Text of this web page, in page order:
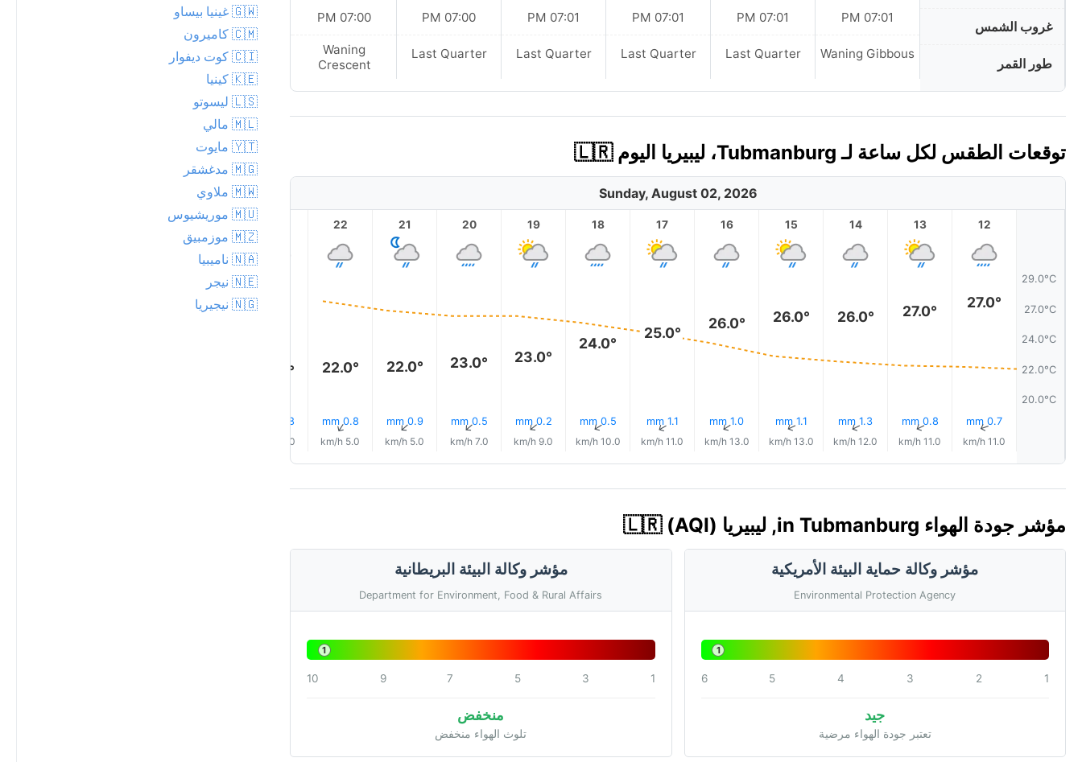
غروب الشمس
طور القمر
07:01 PM
Waning Gibbous
07:01 PM
Last Quarter
07:01 PM
Last Quarter
07:01 PM
Last Quarter
07:00 PM
Last Quarter
07:00 PM
Waning
Crescent
07:00 PM
Waning
Crescent
توقعات الطقس لكل ساعة لـ Tubmanburg، ليبيريا اليوم 🇱🇷
Sunday, August 02, 2026
29.0°C
27.0°C
24.0°C
22.0°C
20.0°C
12
27.0°
0.7 mm
↑
11.0 km/h
13
27.0°
0.8 mm
↑
11.0 km/h
14
26.0°
1.3 mm
↑
12.0 km/h
15
26.0°
1.1 mm
↑
13.0 km/h
16
26.0°
1.0 mm
↑
13.0 km/h
17
25.0°
1.1 mm
↑
11.0 km/h
18
24.0°
0.5 mm
↑
10.0 km/h
19
23.0°
0.2 mm
↑
9.0 km/h
20
23.0°
0.5 mm
↑
7.0 km/h
21
22.0°
0.9 mm
↑
5.0 km/h
22
22.0°
0.8 mm
↑
5.0 km/h
22.0°
0.8 mm
5.0 km/h
مؤشر جودة الهواء in Tubmanburg, ليبيريا 🇱🇷 (AQI)
مؤشر وكالة حماية البيئة الأمريكية
Environmental Protection Agency
1
1
2
3
4
5
6
جيد
تعتبر جودة الهواء مرضية
مؤشر وكالة البيئة البريطانية
Department for Environment, Food & Rural Affairs
1
1
3
5
7
9
10
منخفض
تلوث الهواء منخفض
🇬🇼 غينيا بيساو
🇨🇲 كاميرون
🇨🇮 كوت ديفوار
🇰🇪 كينيا
🇱🇸 ليسوتو
🇲🇱 مالي
🇾🇹 مايوت
🇲🇬 مدغشقر
🇲🇼 ملاوي
🇲🇺 موريشيوس
🇲🇿 موزمبيق
🇳🇦 ناميبيا
🇳🇪 نيجر
🇳🇬 نيجيريا